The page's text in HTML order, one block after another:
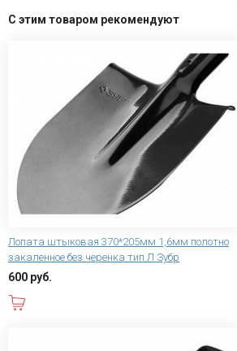
С этим товаром рекомендуют
Лопата штыковая 370*205мм 1,6мм полотно
закаленное без черенка тип Л Зубр
600 руб.